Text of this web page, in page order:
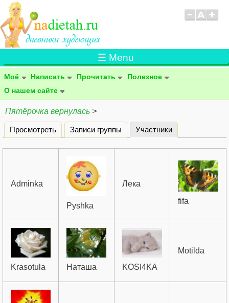
☰ Menu
Моё Написать Прочитать
Полезное
О нашем сайте
Пятёрочка вернулась >
Главные вкладки
Просмотреть Записи группы Участники
Adminka
Pyshka
Лека
fifa
Krasotula Наташа KOSI4KA
Motilda